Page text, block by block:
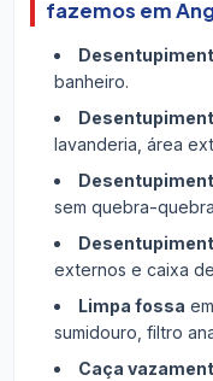
fazemos em
banheiro.
lavanderia, área
sem quebra-
externos e caixa
Limpa fossa
sumidouro, filtro
Caça